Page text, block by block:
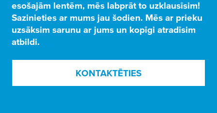
esošajām lentēm, mēs labprāt to uzklausīsim!
Sazinieties ar mums jau šodien. Mēs ar prieku
uzsāksim sarunu ar jums un kopīgi atradīsim
atbildi.
KONTAKTĒTIES